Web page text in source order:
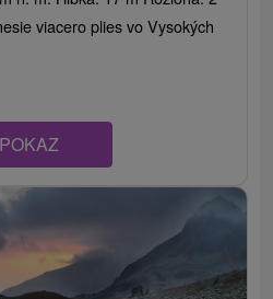
viacero plies vo Vysokých
POKAZ